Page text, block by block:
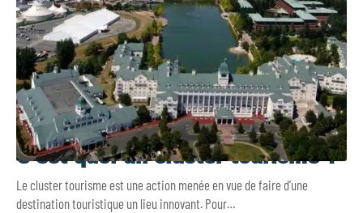
C’est quoi un cluster tourisme ?
Le cluster tourisme est une action menée en vue de faire d’une
destination touristique un lieu innovant. Pour…